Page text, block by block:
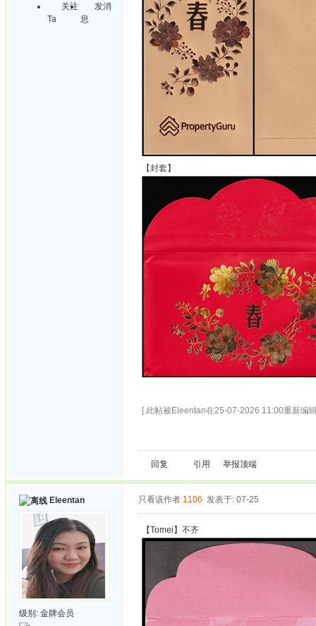
关注
Ta
发消
息
【封套】
[ 此帖被Eleentan在25-07-2026 11:00重新编
回复 引用 举报顶端
Eleentan
级别: 金牌会员
只看该作者 1106 发表于: 07-25
【Tomei】不齐